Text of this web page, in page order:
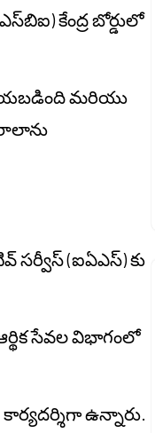
కేంద్ర బోర్డులో
మరియు
(ఐఏఎస్) కు
సేవల విభాగంలో
ఉన్నారు.